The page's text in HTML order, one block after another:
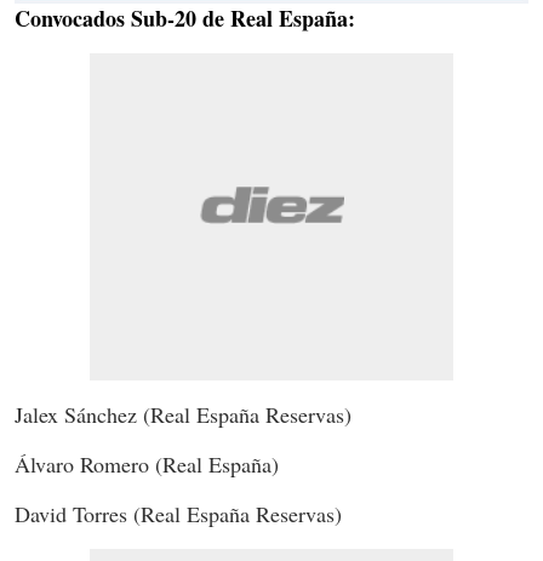
Convocados Sub-20 de Real España:
Jalex Sánchez (Real España Reservas)
Álvaro Romero (Real España)
David Torres (Real España Reservas)